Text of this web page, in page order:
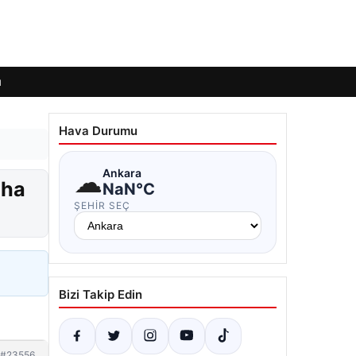
Hava Durumu
☁Ankara
NaN°C
ŞEHIR SEÇ
Bizi Takip Edin